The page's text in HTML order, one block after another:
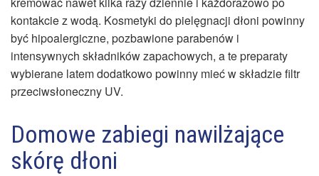
kontakcie z wodą. Kosmetyki do pielęgnacji dłoni powinny
być hipoalergiczne, pozbawione parabenów i
intensywnych składników zapachowych, a te preparaty
wybierane latem dodatkowo powinny mieć w składzie filtr
przeciwsłoneczny UV.
Domowe zabiegi nawilżające
skórę dłoni